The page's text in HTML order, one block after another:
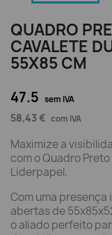
QUADRO
CAVALETE
55X85 CM
47.5 sem IVA
58,43 € com IVA
Maximize a
com o Quadro
Liderpapel.
Com uma
abertas de
o aliado perfeito